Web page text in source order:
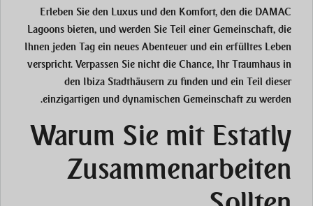
Erleben Sie den Luxus und den Komfort, den die DAMAC
Lagoons bieten, und werden Sie Teil einer Gemeinschaft, die
Ihnen jeden Tag ein neues Abenteuer und ein erfülltes Leben
verspricht. Verpassen Sie nicht die Chance, Ihr Traumhaus in
den Ibiza Stadthäusern zu finden und ein Teil dieser
einzigartigen und dynamischen Gemeinschaft zu werden.
Warum Sie mit Estatly
Zusammenarbeiten